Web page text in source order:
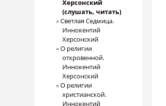
Херсонский
(слушать, читать)
Светлая Седмица.
Иннокентий
Херсонский
О религии
откровенной.
Иннокентий
Херсонский
О религии
христианской.
Иннокентий